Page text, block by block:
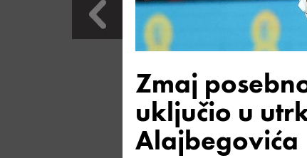
Zmaj
uključio u
Alajbegovića